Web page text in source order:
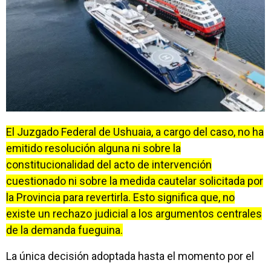
El Juzgado Federal de Ushuaia, a cargo del caso, no ha
emitido resolución alguna ni sobre la
constitucionalidad del acto de intervención
cuestionado ni sobre la medida cautelar solicitada por
la Provincia para revertirla. Esto significa que, no
existe un rechazo judicial a los argumentos centrales
de la demanda fueguina.
La única decisión adoptada hasta el momento por el